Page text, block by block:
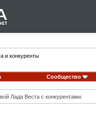
и конкуренты
Сообщество
Лада Веста с конкурентами.